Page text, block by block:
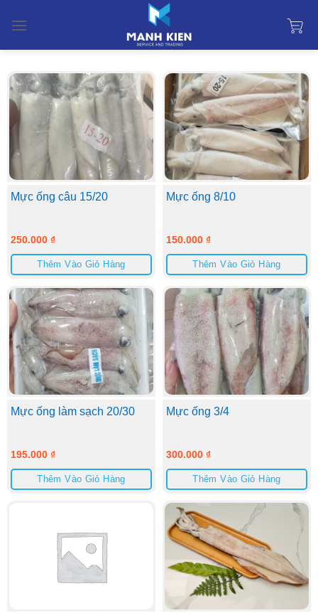
Mực ống câu 15/20
250.000 ₫
Thêm Vào Giỏ Hàng
Mực ống 8/10
150.000 ₫
Thêm Vào Giỏ Hàng
Mực ống làm sạch 20/30
195.000 ₫
Thêm Vào Giỏ Hàng
Mực ống 3/4
300.000 ₫
Thêm Vào Giỏ Hàng